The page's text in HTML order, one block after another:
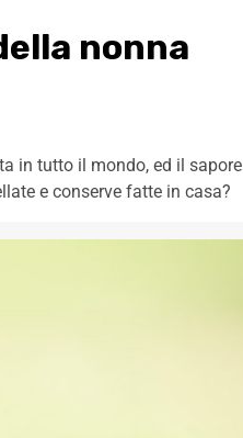
nonna
in tutto il mondo, ed il sapore
e conserve fatte in casa?